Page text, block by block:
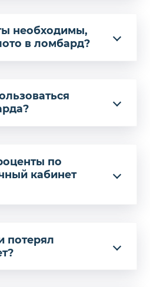
необходимы,
в ломбард?
по
кабинет
потерял